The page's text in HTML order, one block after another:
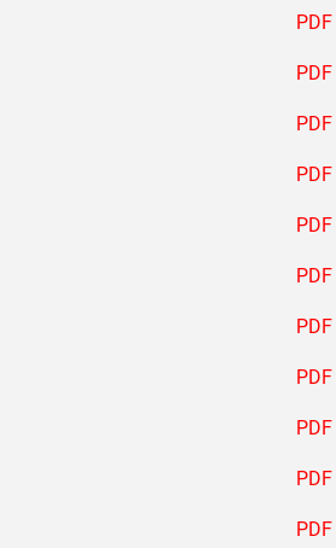
PDF
PDF
PDF
PDF
PDF
PDF
PDF
PDF
PDF
PDF
PDF